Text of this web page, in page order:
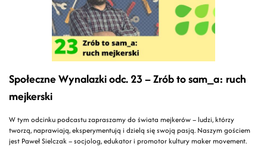
Społeczne Wynalazki odc. 23 – Zrób to sam_a: ruch
mejkerski
W tym odcinku podcastu zapraszamy do świata mejkerów – ludzi, którzy
tworzą, naprawiają, eksperymentują i dzielą się swoją pasją. Naszym gościem
jest Paweł Sielczak – socjolog, edukator i promotor kultury maker movement.